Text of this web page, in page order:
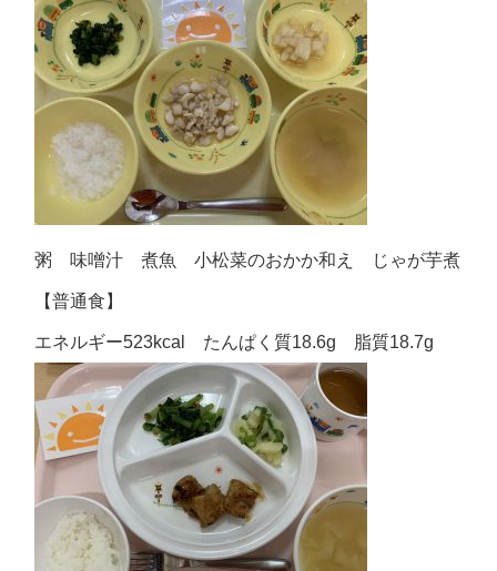
粥 味噌汁 煮魚 小松菜のおかか和え じゃが芋煮
【普通食】
エネルギー523kcal たんぱく質18.6g 脂質18.7g